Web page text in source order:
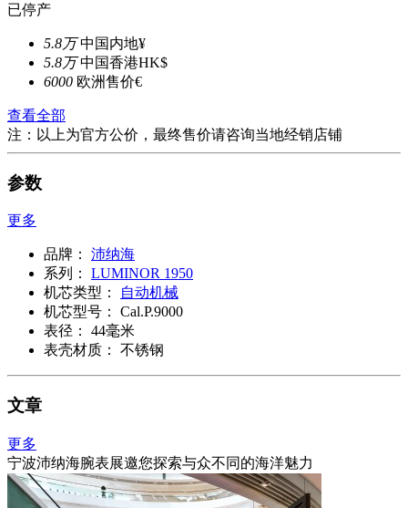
已停产
5.8万 中国内地¥
5.8万 中国香港HK$
6000 欧洲售价€
查看全部
注：以上为官方公价，最终售价请咨询当地经销店铺
参数
更多
品牌：
沛纳海
系列：
LUMINOR 1950
机芯类型：
自动机械
机芯型号：
Cal.P.9000
表径：
44毫米
表壳材质：
不锈钢
文章
更多
宁波沛纳海腕表展邀您探索与众不同的海洋魅力